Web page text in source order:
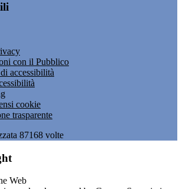
con il Pubblico
accessibilità
cookie
trasparente
87168 volte